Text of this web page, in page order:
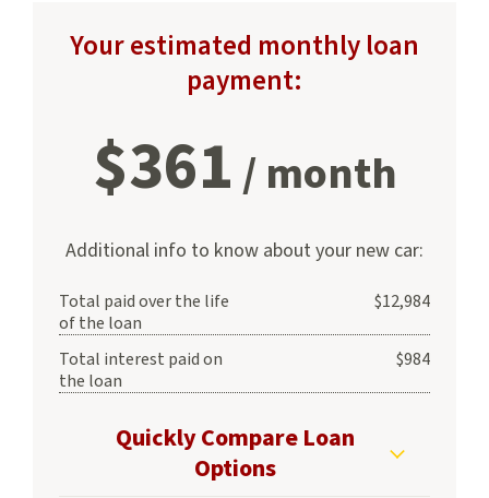
Your estimated monthly loan
payment:
$361 / month
Additional info to know about your new car:
Total paid over the life
of the loan
$12,984
Total interest paid on
the loan
$984
Quickly Compare Loan
Options